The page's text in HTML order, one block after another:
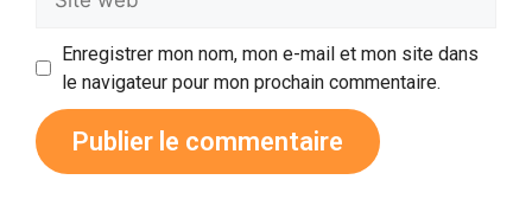
Enregistrer mon nom, mon e-mail et mon site dans
le navigateur pour mon prochain commentaire.